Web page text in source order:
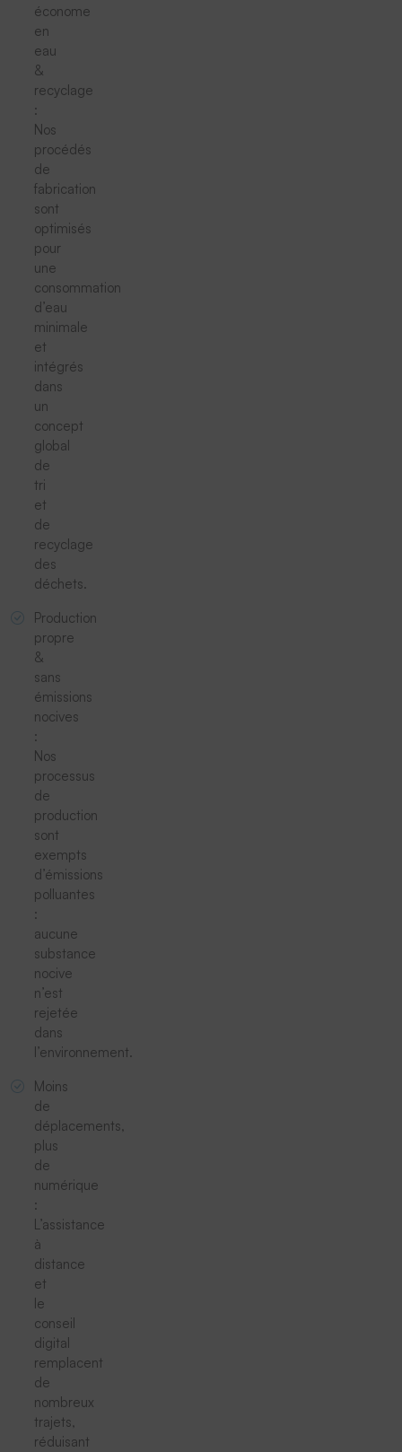
économe
en
eau
&
recyclage
:
Nos
procédés
de
fabrication
sont
optimisés
pour
une
consommation
d’eau
minimale
et
intégrés
dans
un
concept
global
de
tri
et
de
recyclage
des
déchets.
Production
propre
&
sans
émissions
nocives
:
Nos
processus
de
production
sont
exempts
d’émissions
polluantes
:
aucune
substance
nocive
n’est
rejetée
dans
l’environnement.
Moins
de
déplacements,
plus
de
numérique
:
L’assistance
à
distance
et
le
conseil
digital
remplacent
de
nombreux
trajets,
réduisant